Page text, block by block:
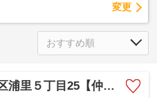
変更
【仲介手数料無料】新築一戸建て 1号棟